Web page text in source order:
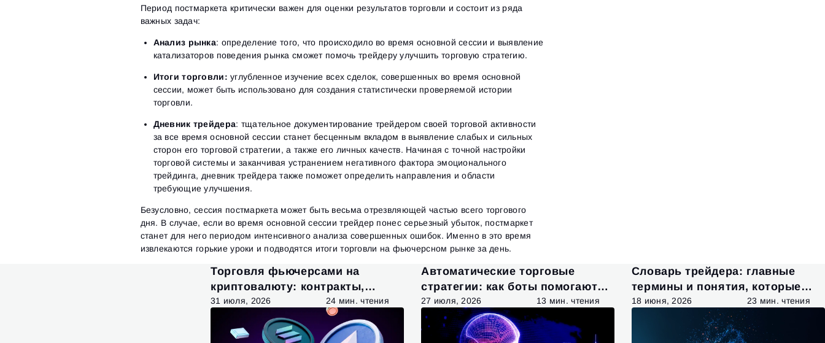
Период постмаркета критически важен для оценки результатов торговли и состоит из ряда
важных задач:
Анализ рынка: определение того, что происходило во время основной сессии и выявление
катализаторов поведения рынка сможет помочь трейдеру улучшить торговую стратегию.
Итоги торговли: углубленное изучение всех сделок, совершенных во время основной
сессии, может быть использовано для создания статистически проверяемой истории
торговли.
Дневник трейдера: тщательное документирование трейдером своей торговой активности
за все время основной сессии станет бесценным вкладом в выявление слабых и сильных
сторон его торговой стратегии, а также его личных качеств. Начиная с точной настройки
торговой системы и заканчивая устранением негативного фактора эмоционального
трейдинга, дневник трейдера также поможет определить направления и области
требующие улучшения.
Безусловно, сессия постмаркета может быть весьма отрезвляющей частью всего торгового
дня. В случае, если во время основной сессии трейдер понес серьезный убыток, постмаркет
станет для него периодом интенсивного анализа совершенных ошибок. Именно в это время
извлекаются горькие уроки и подводятся итоги торговли на фьючерсном рынке за день.
Торговля фьючерсами на
криптовалюту: контракты,
стратегии и анализ рынка
31 июля, 2026 24 мин. чтения
Автоматические торговые
стратегии: как боты помогают
использовать рыночные
возможности
27 июля, 2026 13 мин. чтения
Словарь трейдера: главные
термины и понятия, которые
нужно знать
18 июня, 2026 23 мин. чтения